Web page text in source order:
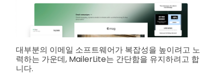
대부분의 이메일 소프트웨어가 복잡성을 높이려고 노
력하는 가운데, MailerLite는 간단함을 유지하려고 합
니다.